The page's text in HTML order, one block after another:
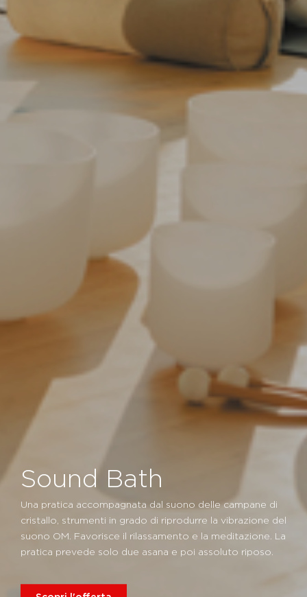
Sound Bath
Una pratica accompagnata dal suono delle campane di
cristallo, strumenti in grado di riprodurre la vibrazione del
suono OM. Favorisce il rilassamento e la meditazione. La
pratica prevede solo due asana e poi assoluto riposo.